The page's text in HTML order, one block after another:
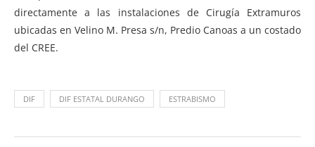
directamente a las instalaciones de Cirugía Extramuros
ubicadas en Velino M. Presa s/n, Predio Canoas a un costado
del CREE.
DIF DIF ESTATAL DURANGO ESTRABISMO